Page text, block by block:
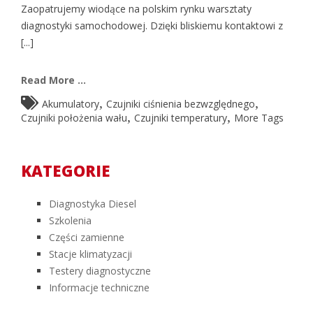
Zaopatrujemy wiodące na polskim rynku warsztaty
diagnostyki samochodowej. Dzięki bliskiemu kontaktowi z
[...]
Read More ...
Akumulatory Czujniki ciśnienia bezwzględnego
Czujniki położenia wału Czujniki temperatury More Tags
KATEGORIE
Diagnostyka Diesel
Szkolenia
Części zamienne
Stacje klimatyzacji
Testery diagnostyczne
Informacje techniczne